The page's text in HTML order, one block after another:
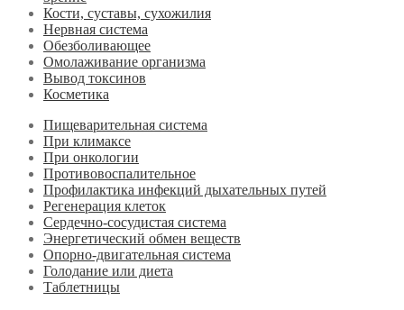
Кости, суставы, сухожилия
Нервная система
Обезболивающее
Омолаживание организма
Вывод токсинов
Косметика
Пищеварительная система
При климаксе
При онкологии
Противовоспалительное
Профилактика инфекций дыхательных путей
Регенерация клеток
Сердечно-сосудистая система
Энергетический обмен веществ
Опорно-двигательная система
Голодание или диета
Таблетницы